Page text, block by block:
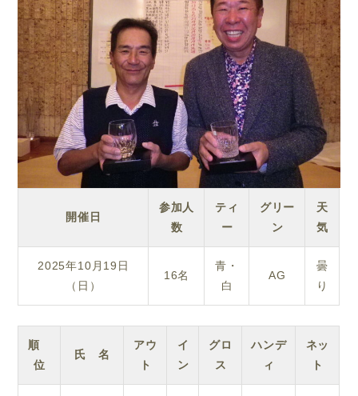
開催日
参加人
数
ティ
ー
グリー
ン
天
気
2025年10月19日
（日）
16名
青・
白
AG
曇
り
順
位
氏 名
アウ
ト
イ
ン
グロ
ス
ハンデ
ィ
ネッ
ト